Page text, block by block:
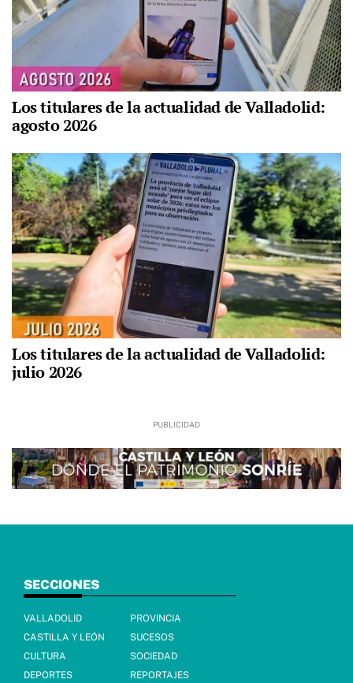
Los titulares de la actualidad de Valladolid:
agosto 2026
Los titulares de la actualidad de Valladolid:
julio 2026
SECCIONES
VALLADOLID
PROVINCIA
CASTILLA Y LEÓN
SUCESOS
CULTURA
SOCIEDAD
DEPORTES
REPORTAJES